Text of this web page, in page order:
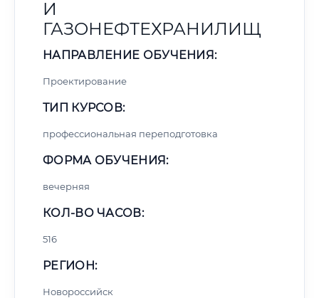
И
ГАЗОНЕФТЕХРАНИЛИЩ
НАПРАВЛЕНИЕ ОБУЧЕНИЯ:
Проектирование
ТИП КУРСОВ:
профессиональная переподготовка
ФОРМА ОБУЧЕНИЯ:
вечерняя
КОЛ-ВО ЧАСОВ:
516
РЕГИОН:
Новороссийск